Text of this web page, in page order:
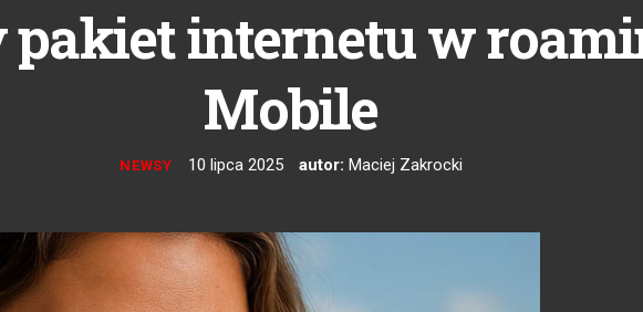
internetu w
Mobile
NEWSY 10 lipca 2025 autor: Maciej Zakrocki